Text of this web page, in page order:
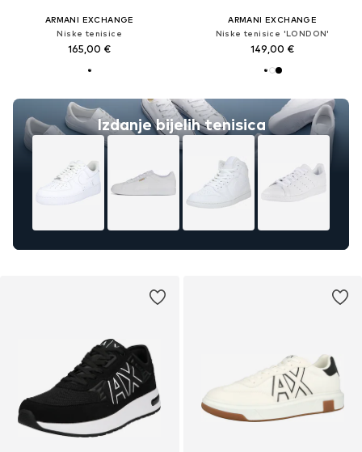
ARMANI EXCHANGE
Niske tenisice
165,00 €
Izdanje bijelih tenisica
ARMANI EXCHANGE
Niske tenisice 'LONDON'
149,00 €